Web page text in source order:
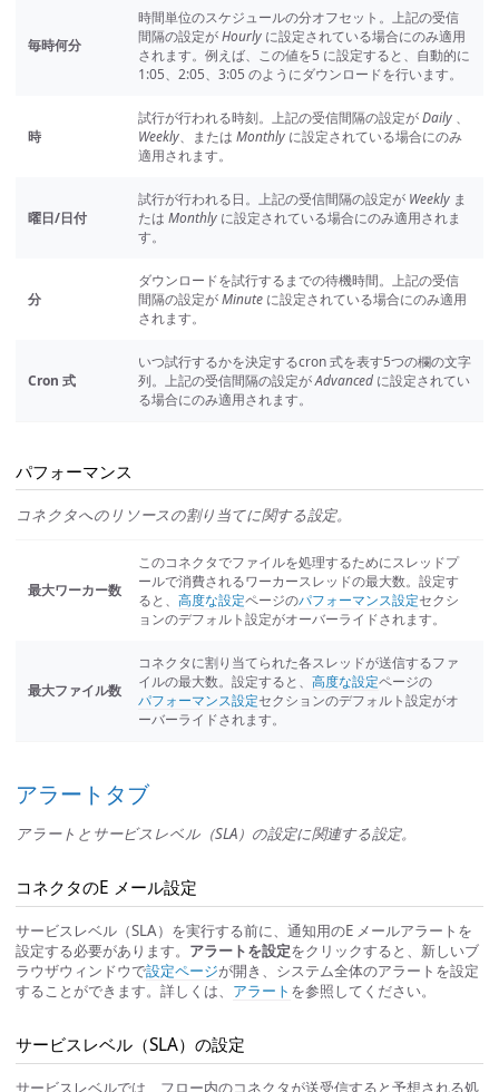
毎時何分
時間単位のスケジュールの分オフセット。上記の受信
間隔の設定がHourly に設定されている場合にのみ適用
されます。例えば、この値を5 に設定すると、自動的に
1:05、2:05、3:05 のようにダウンロードを行います。
時
試行が行われる時刻。上記の受信間隔の設定がDaily 、
Weekly、または Monthly に設定されている場合にのみ
適用されます。
曜日/日付
試行が行われる日。上記の受信間隔の設定が Weekly ま
たは Monthly に設定されている場合にのみ適用されま
す。
分
ダウンロードを試行するまでの待機時間。上記の受信
間隔の設定がMinute に設定されている場合にのみ適用
されます。
Cron 式
いつ試行するかを決定するcron 式を表す5つの欄の文字
列。上記の受信間隔の設定がAdvanced に設定されてい
る場合にのみ適用されます。
パフォーマンス
コネクタへのリソースの割り当てに関する設定。
最大ワーカー数
このコネクタでファイルを処理するためにスレッドプ
ールで消費されるワーカースレッドの最大数。設定す
ると、 高度な設定ページのパフォーマンス設定セクシ
ョンのデフォルト設定がオーバーライドされます。
最大ファイル数
コネクタに割り当てられた各スレッドが送信するファ
イルの最大数。設定すると、 高度な設定ページの
パフォーマンス設定セクションのデフォルト設定がオ
ーバーライドされます。
アラートタブ
アラートとサービスレベル（SLA）の設定に関連する設定。
コネクタのE メール設定
サービスレベル（SLA）を実行する前に、通知用のE メールアラートを
設定する必要があります。 アラートを設定をクリックすると、新しいブ
ラウザウィンドウで設定ページが開き、システム全体のアラートを設定
することができます。詳しくは、 アラート を参照してください。
サービスレベル（SLA）の設定
サービスレベルでは、フロー内のコネクタが送受信すると予想される処